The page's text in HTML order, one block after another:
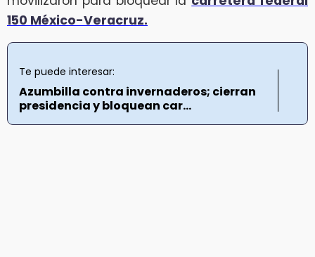
150 México-Veracruz.
Te puede interesar:
Azumbilla contra invernaderos; cierran
presidencia y bloquean car...